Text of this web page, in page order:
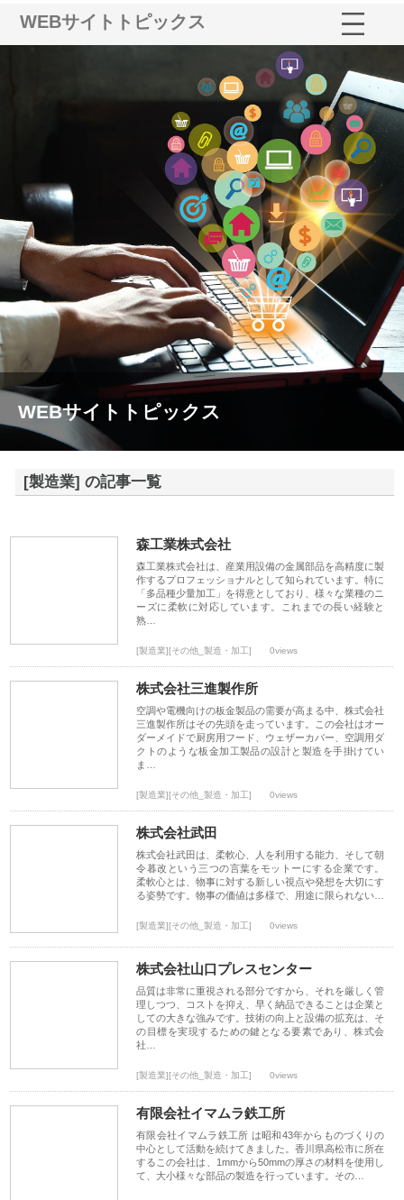
WEBサイトトピックス
WEBサイトトピックス
[製造業] の記事一覧
森工業株式会社
森工業株式会社は、産業用設備の金属部品を高精度に製
作するプロフェッショナルとして知られています。特に
「多品種少量加工」を得意としており、様々な業種のニ
ーズに柔軟に対応しています。これまでの長い経験と
熟…
[製造業][その他_製造・加工] 0views
株式会社三進製作所
空調や電機向けの板金製品の需要が高まる中、株式会社
三進製作所はその先頭を走っています。この会社はオー
ダーメイドで厨房用フード、ウェザーカバー、空調用ダ
クトのような板金加工製品の設計と製造を手掛けてい
ま…
[製造業][その他_製造・加工] 0views
株式会社武田
株式会社武田は、柔軟心、人を利用する能力、そして朝
令暮改という三つの言葉をモットーにする企業です。
柔軟心とは、物事に対する新しい視点や発想を大切にす
る姿勢です。物事の価値は多様で、用途に限られない…
[製造業][その他_製造・加工] 0views
株式会社山口プレスセンター
品質は非常に重視される部分ですから、それを厳しく管
理しつつ、コストを抑え、早く納品できることは企業と
しての大きな強みです。技術の向上と設備の拡充は、そ
の目標を実現するための鍵となる要素であり、株式会
社…
[製造業][その他_製造・加工] 0views
有限会社イマムラ鉄工所
有限会社イマムラ鉄工所 は昭和43年からものづくりの
中心として活動を続けてきました。香川県高松市に所在
するこの会社は、1mmから50mmの厚さの材料を使用し
て、大小様々な部品の製造を行っています。その…